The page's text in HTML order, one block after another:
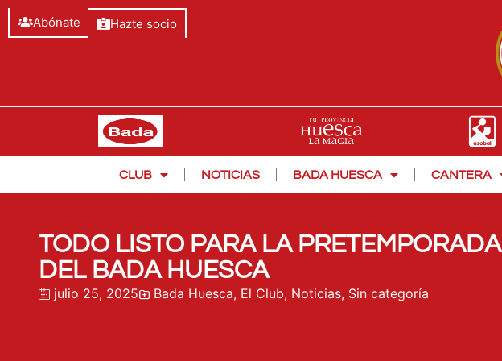
Abónate Hazte socio
CLUB NOTICIAS BADA HUESCA CANTERA
TODO LISTO PARA LA PRETEMPORADA
DEL BADA HUESCA
julio 25, 2025 Bada Huesca, El Club, Noticias, Sin categoría